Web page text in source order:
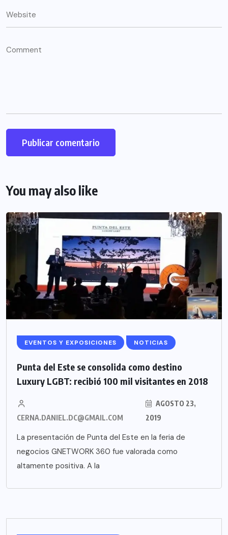
You may also like
EVENTOS Y EXPOSICIONES NOTICIAS
Punta del Este se consolida como destino
Luxury LGBT: recibió 100 mil visitantes en 2018
CERNA.DANIEL.DC@GMAIL.COM
AGOSTO 23,
2019
La presentación de Punta del Este en la feria de
negocios GNETWORK 360 fue valorada como
altamente positiva. A la